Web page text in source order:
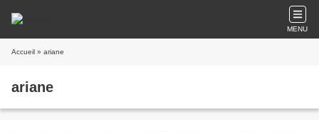
MENU
Accueil » ariane
ariane